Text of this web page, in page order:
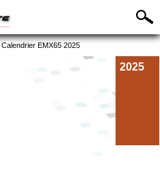
Calendrier EMX65 2025
2025